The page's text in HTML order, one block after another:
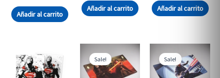
Añadir al carrito
Añadir al carrito Añadir al carrito
Sale! Sale!